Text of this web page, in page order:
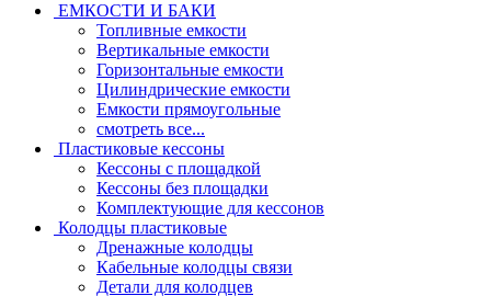
ЕМКОСТИ И БАКИ
Топливные емкости
Вертикальные емкости
Горизонтальные емкости
Цилиндрические емкости
Емкости прямоугольные
смотреть все...
Пластиковые кессоны
Кессоны с площадкой
Кессоны без площадки
Комплектующие для кессонов
Колодцы пластиковые
Дренажные колодцы
Кабельные колодцы связи
Детали для колодцев